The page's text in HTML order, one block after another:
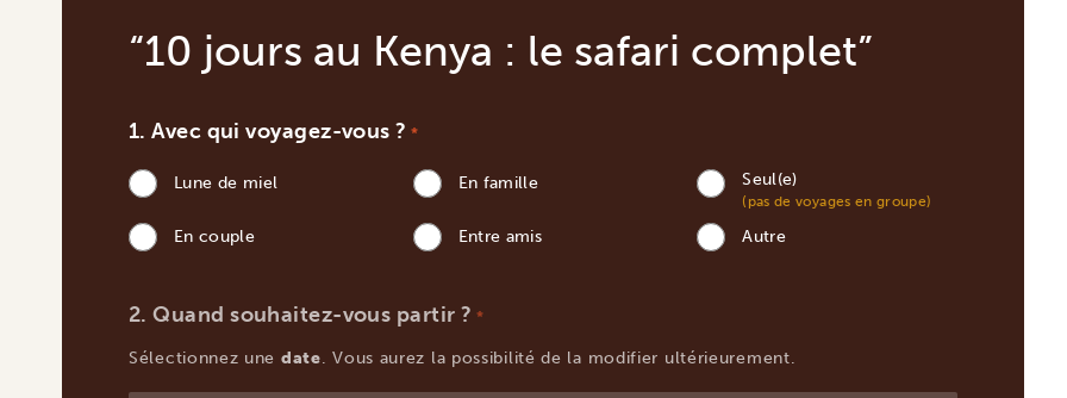
“10 jours au Kenya : le safari complet”
Avec qui voyagez-vous ? *
Lune de miel En famille Seul(e)
(pas de voyages en groupe)
En couple Entre amis Autre
Quand souhaitez-vous partir ? *
Sélectionnez une date. Vous aurez la possibilité de la modifier ultérieurement.